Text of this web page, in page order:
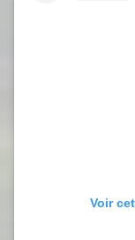
Voir